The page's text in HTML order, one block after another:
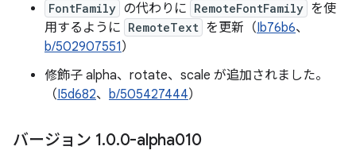
FontFamily の代わりに RemoteFontFamily を使
用するように RemoteText を更新（Ib76b6、
b/502907551）
修飾子 alpha、rotate、scale が追加されました。
（I5d682、 b/505427444）
バージョン 1.0.0-alpha010